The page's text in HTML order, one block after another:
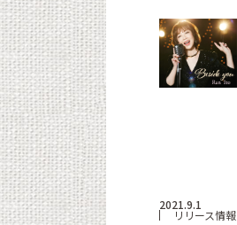
2021.9.1
リリース情報